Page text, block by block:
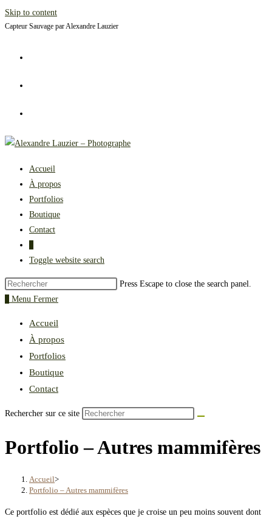
Skip to content
Capteur Sauvage par Alexandre Lauzier
Accueil
À propos
Portfolios
Boutique
Contact
Toggle website search
Press Escape to close the search panel.
Menu Fermer
Accueil
À propos
Portfolios
Boutique
Contact
Rechercher sur ce site
Portfolio – Autres mammifères
Accueil>
Portfolio – Autres mammifères
Ce portfolio est dédié aux espèces que je croise un peu moins souvent dont